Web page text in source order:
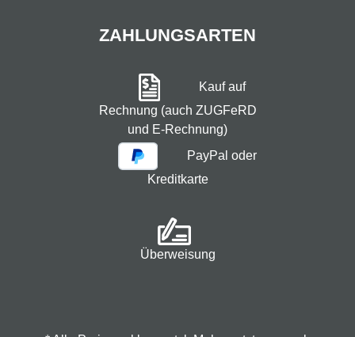
ZAHLUNGSARTEN
Kauf auf
Rechnung (auch ZUGFeRD
und E-Rechnung)
PayPal oder
Kreditkarte
Überweisung